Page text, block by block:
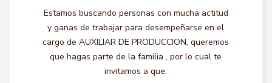
Estamos buscando personas con mucha actitud
y ganas de trabajar para desempeñarse en el
cargo de AUXILIAR DE PRODUCCION, queremos
que hagas parte de la familia , por lo cual te
invitamos a que: